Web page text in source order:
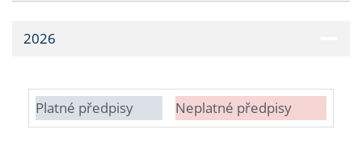
2026
Platné předpisy Neplatné předpisy